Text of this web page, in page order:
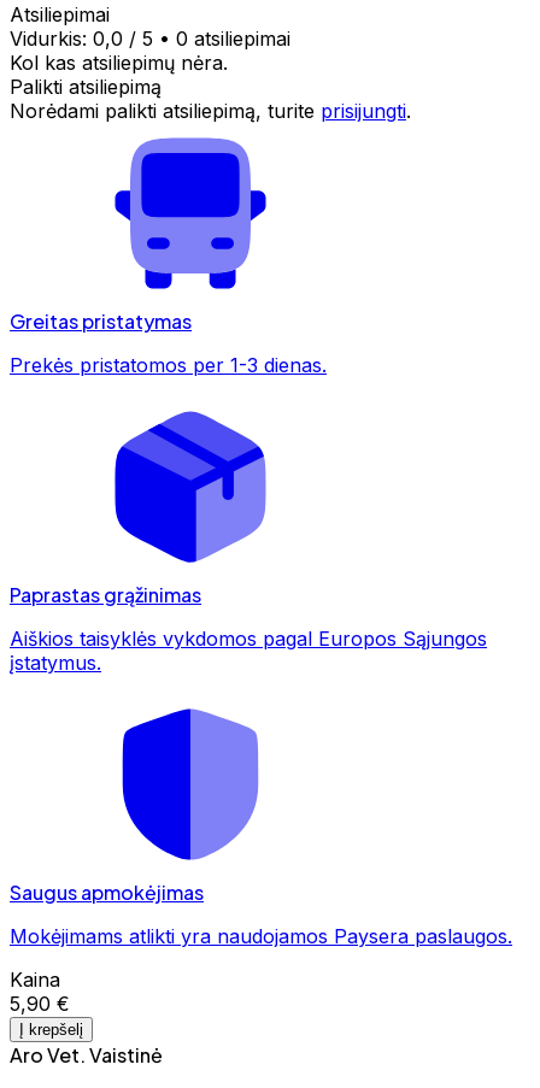
Atsiliepimai
Vidurkis: 0,0 / 5 • 0 atsiliepimai
Kol kas atsiliepimų nėra.
Palikti atsiliepimą
Norėdami palikti atsiliepimą, turite prisijungti.
Greitas pristatymas
Prekės pristatomos per 1-3 dienas.
Paprastas grąžinimas
Aiškios taisyklės vykdomos pagal Europos Sąjungos
įstatymus.
Saugus apmokėjimas
Mokėjimams atlikti yra naudojamos Paysera paslaugos.
Kaina
5,90 €
Į krepšelį
Aro Vet. Vaistinė